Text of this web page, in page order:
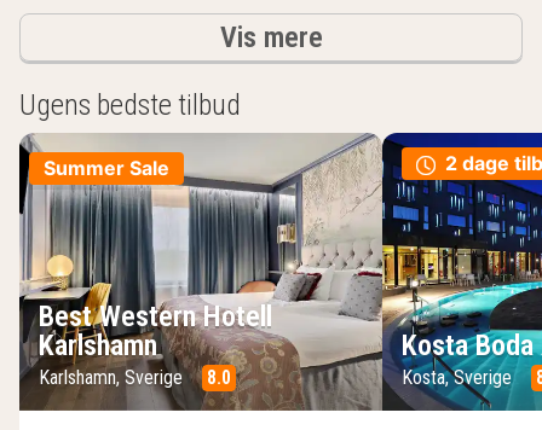
Vis mereresultater
Ugens bedste tilbud
Summer Sale
Best Western Hotell
Karlshamn
Karlshamn, Sverige 8.0
2 dage
Kosta
Kosta, Sverige